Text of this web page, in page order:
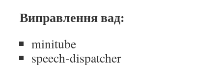
Виправлення вад:
minitube
speech-dispatcher